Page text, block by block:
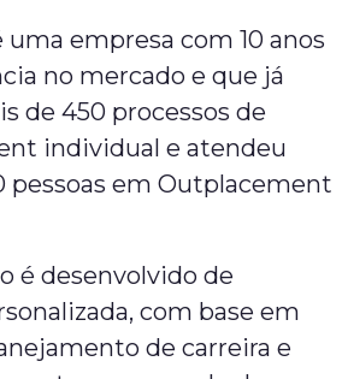
uma empresa com 10 anos
no mercado e que já
de 450 processos de
individual e atendeu
pessoas em Outplacement
é desenvolvido de
com base em
de carreira e